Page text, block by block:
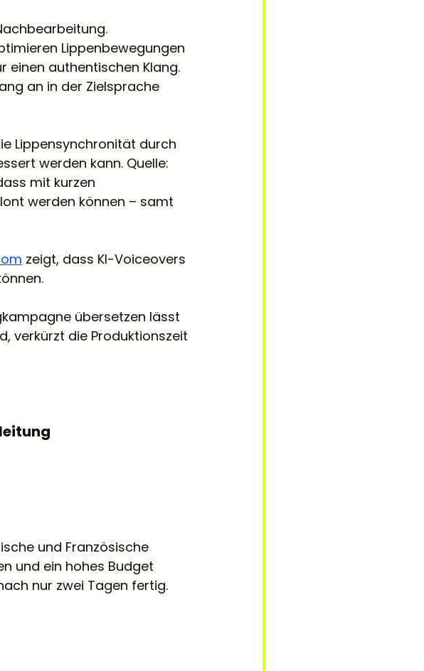
Lippenbewegungen
einen authentischen Klang.
an in der Zielsprache
Lippensynchronität durch
werden kann. Quelle:
mit kurzen
werden können – samt
zeigt, dass KI-Voiceovers
übersetzen lässt
verkürzt die Produktionszeit
und Französische
und ein hohes Budget
nur zwei Tagen fertig.